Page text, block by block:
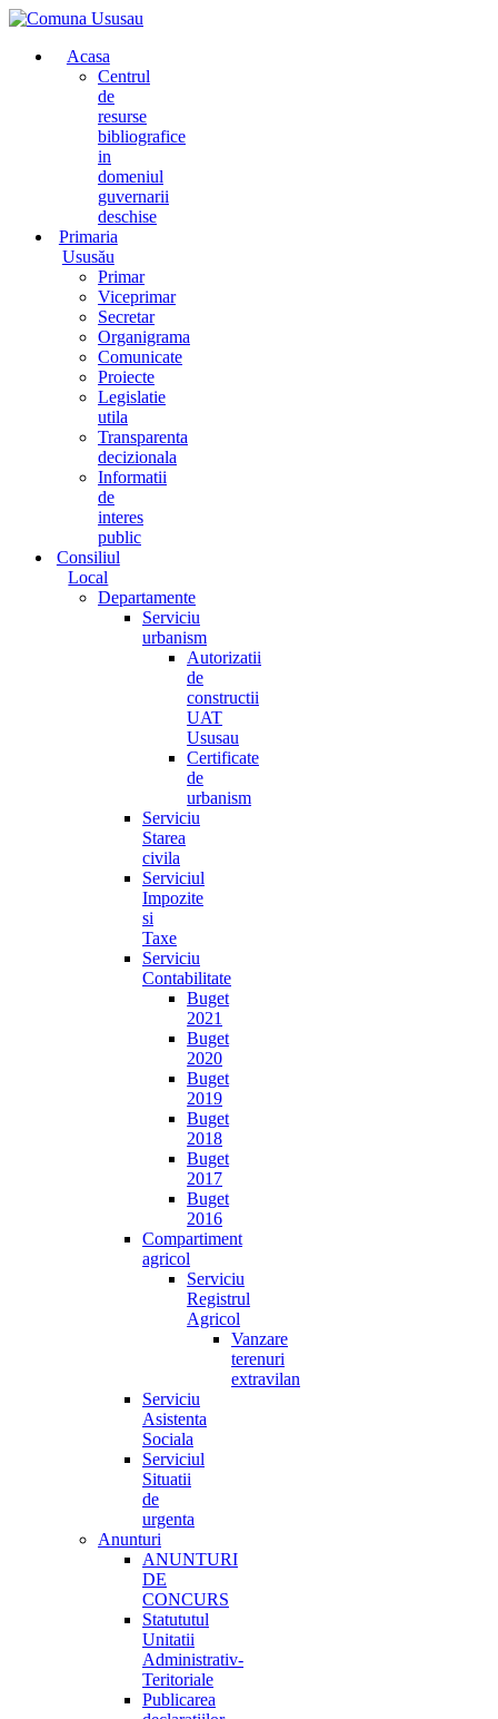
Acasa
Centrul
de
resurse
bibliografice
in
domeniul
guvernarii
deschise
Primaria
Ususău
Primar
Viceprimar
Secretar
Organigrama
Comunicate
Proiecte
Legislatie
utila
Transparenta
decizionala
Informatii
de
interes
public
Consiliul
Local
Departamente
Serviciu
urbanism
Autorizatii
de
constructii
UAT
Ususau
Certificate
de
urbanism
Serviciu
Starea
civila
Serviciul
Impozite
si
Taxe
Serviciu
Contabilitate
Buget
2021
Buget
2020
Buget
2019
Buget
2018
Buget
2017
Buget
2016
Compartiment
agricol
Serviciu
Registrul
Agricol
Vanzare
terenuri
extravilan
Serviciu
Asistenta
Sociala
Serviciul
Situatii
de
urgenta
Anunturi
ANUNTURI
DE
CONCURS
Statututul
Unitatii
Administrativ-
Teritoriale
Publicarea